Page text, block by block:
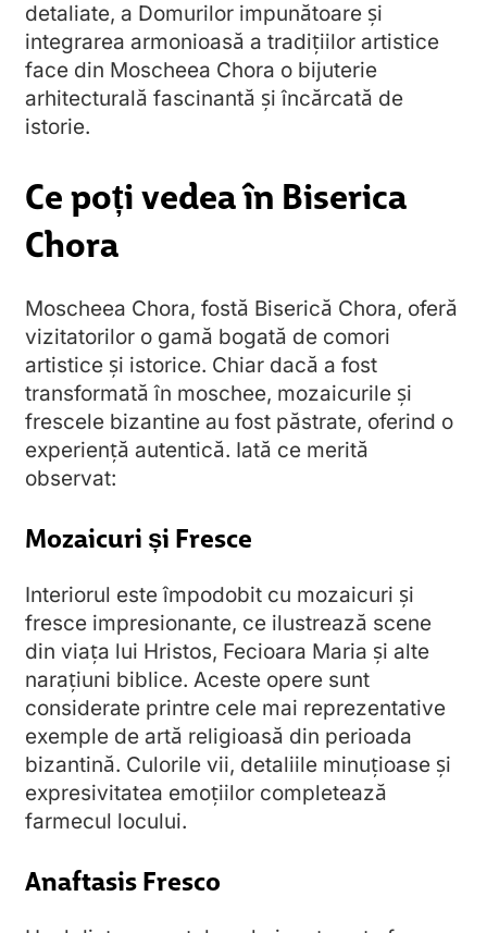
detaliate, a Domurilor impunătoare și
integrarea armonioasă a tradițiilor artistice
face din Moscheea Chora o bijuterie
arhitecturală fascinantă și încărcată de
istorie.
Ce poți vedea în Biserica
Chora
Moscheea Chora, fostă Biserică Chora, oferă
vizitatorilor o gamă bogată de comori
artistice și istorice. Chiar dacă a fost
transformată în moschee, mozaicurile și
frescele bizantine au fost păstrate, oferind o
experiență autentică. Iată ce merită
observat:
Mozaicuri și Fresce
Interiorul este împodobit cu mozaicuri și
fresce impresionante, ce ilustrează scene
din viața lui Hristos, Fecioara Maria și alte
narațiuni biblice. Aceste opere sunt
considerate printre cele mai reprezentative
exemple de artă religioasă din perioada
bizantină. Culorile vii, detaliile minuțioase și
expresivitatea emoțiilor completează
farmecul locului.
Anaftasis Fresco